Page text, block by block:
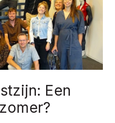
Een